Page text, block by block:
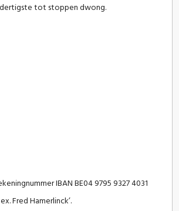
tot stoppen dwong.
IBAN BE04 9795 9327 4031
Fred Hamerlinck’.